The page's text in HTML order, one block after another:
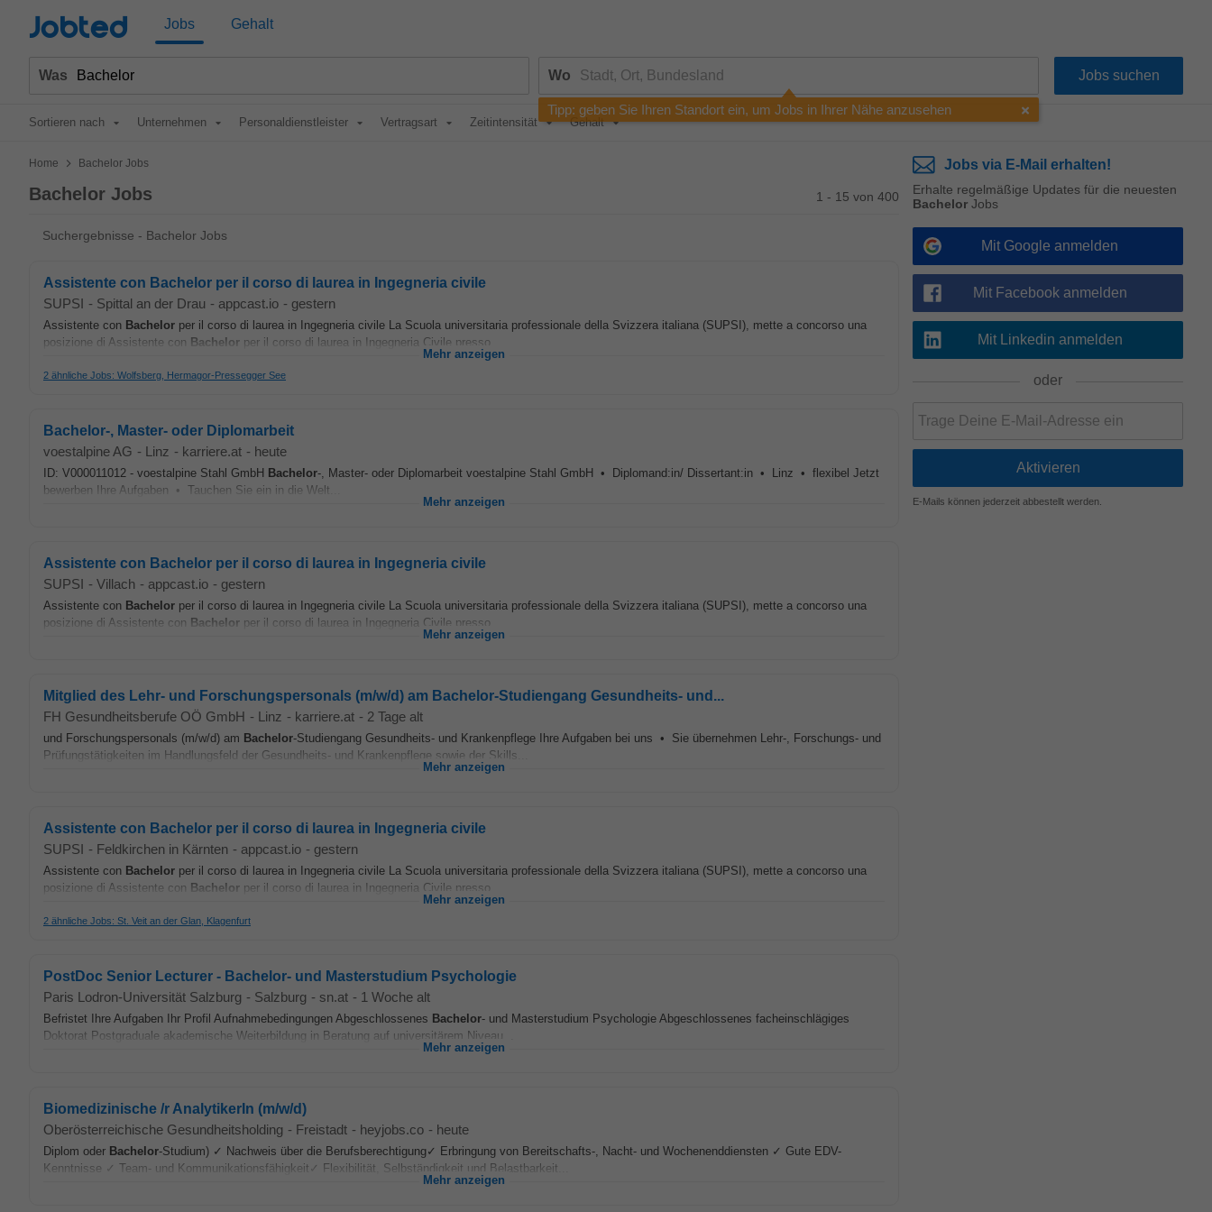
Jobted Jobs Gehalt
Was Wo
Tipp: geben Sie Ihren Standort ein, um Jobs in Ihrer Nähe anzusehen
Sortieren nach Unternehmen Personaldienstleister Vertragsart Zeitintensität Gehalt
Home > Bachelor Jobs
Bachelor Jobs 1 - 15 von 400
Suchergebnisse - Bachelor Jobs
Assistente con Bachelor per il corso di laurea in Ingegneria civile
SUPSI - Spittal an der Drau - appcast.io - gestern
Assistente con Bachelor per il corso di laurea in Ingegneria civile La Scuola universitaria professionale della Svizzera italiana (SUPSI), mette a concorso una
posizione di Assistente con Bachelor per il corso di laurea in Ingegneria Civile presso...
Mehr anzeigen
2 ähnliche Jobs: Wolfsberg, Hermagor-Pressegger See
Bachelor-, Master- oder Diplomarbeit
voestalpine AG - Linz - karriere.at - heute
ID: V000011012 - voestalpine Stahl GmbH Bachelor-, Master- oder Diplomarbeit voestalpine Stahl GmbH • Diplomand:in/ Dissertant:in • Linz • flexibel Jetzt
bewerben Ihre Aufgaben • Tauchen Sie ein in die Welt...
Mehr anzeigen
Assistente con Bachelor per il corso di laurea in Ingegneria civile
SUPSI - Villach - appcast.io - gestern
Assistente con Bachelor per il corso di laurea in Ingegneria civile La Scuola universitaria professionale della Svizzera italiana (SUPSI), mette a concorso una
posizione di Assistente con Bachelor per il corso di laurea in Ingegneria Civile presso...
Mehr anzeigen
Mitglied des Lehr- und Forschungspersonals (m/w/d) am Bachelor-Studiengang Gesundheits- und...
FH Gesundheitsberufe OÖ GmbH - Linz - karriere.at - 2 Tage alt
und Forschungspersonals (m/w/d) am Bachelor-Studiengang Gesundheits- und Krankenpflege Ihre Aufgaben bei uns • Sie übernehmen Lehr-, Forschungs- und
Prüfungstätigkeiten im Handlungsfeld der Gesundheits- und Krankenpflege sowie der Skills...
Mehr anzeigen
Assistente con Bachelor per il corso di laurea in Ingegneria civile
SUPSI - Feldkirchen in Kärnten - appcast.io - gestern
Assistente con Bachelor per il corso di laurea in Ingegneria civile La Scuola universitaria professionale della Svizzera italiana (SUPSI), mette a concorso una
posizione di Assistente con Bachelor per il corso di laurea in Ingegneria Civile presso...
Mehr anzeigen
2 ähnliche Jobs: St. Veit an der Glan, Klagenfurt
PostDoc Senior Lecturer - Bachelor- und Masterstudium Psychologie
Paris Lodron-Universität Salzburg - Salzburg - sn.at - 1 Woche alt
Befristet Ihre Aufgaben Ihr Profil Aufnahmebedingungen Abgeschlossenes Bachelor- und Masterstudium Psychologie Abgeschlossenes facheinschlägiges
Doktorat Postgraduale akademische Weiterbildung in Beratung auf universitärem Niveau...
Mehr anzeigen
Biomedizinische /r AnalytikerIn (m/w/d)
Oberösterreichische Gesundheitsholding - Freistadt - heyjobs.co - heute
Diplom oder Bachelor-Studium) ✓ Nachweis über die Berufsberechtigung✓ Erbringung von Bereitschafts-, Nacht- und Wochenenddiensten ✓ Gute EDV-
Kenntnisse ✓ Team- und Kommunikationsfähigkeit✓ Flexibilität, Selbständigkeit und Belastbarkeit...
Mehr anzeigen
Jobs via E-Mail erhalten!
Erhalte regelmäßige Updates für die neuesten
Bachelor Jobs
Mit Google anmelden
Mit Facebook anmelden
Mit Linkedin anmelden
oder
E-Mails können jederzeit abbestellt werden.